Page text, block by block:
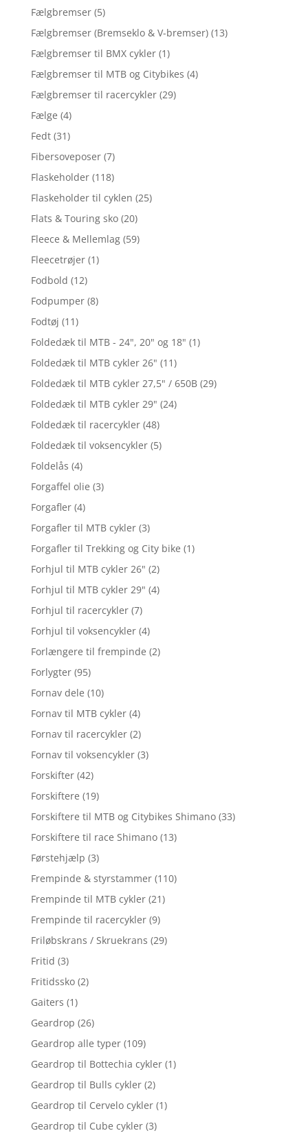
Fælgbremser (5)
Fælgbremser (Bremseklo & V-bremser) (13)
Fælgbremser til BMX cykler (1)
Fælgbremser til MTB og Citybikes (4)
Fælgbremser til racercykler (29)
Fælge (4)
Fedt (31)
Fibersoveposer (7)
Flaskeholder (118)
Flaskeholder til cyklen (25)
Flats & Touring sko (20)
Fleece & Mellemlag (59)
Fleecetrøjer (1)
Fodbold (12)
Fodpumper (8)
Fodtøj (11)
Foldedæk til MTB - 24", 20" og 18" (1)
Foldedæk til MTB cykler 26" (11)
Foldedæk til MTB cykler 27,5" / 650B (29)
Foldedæk til MTB cykler 29" (24)
Foldedæk til racercykler (48)
Foldedæk til voksencykler (5)
Foldelås (4)
Forgaffel olie (3)
Forgafler (4)
Forgafler til MTB cykler (3)
Forgafler til Trekking og City bike (1)
Forhjul til MTB cykler 26" (2)
Forhjul til MTB cykler 29" (4)
Forhjul til racercykler (7)
Forhjul til voksencykler (4)
Forlængere til frempinde (2)
Forlygter (95)
Fornav dele (10)
Fornav til MTB cykler (4)
Fornav til racercykler (2)
Fornav til voksencykler (3)
Forskifter (42)
Forskiftere (19)
Forskiftere til MTB og Citybikes Shimano (33)
Forskiftere til race Shimano (13)
Førstehjælp (3)
Frempinde & styrstammer (110)
Frempinde til MTB cykler (21)
Frempinde til racercykler (9)
Friløbskrans / Skruekrans (29)
Fritid (3)
Fritidssko (2)
Gaiters (1)
Geardrop (26)
Geardrop alle typer (109)
Geardrop til Bottechia cykler (1)
Geardrop til Bulls cykler (2)
Geardrop til Cervelo cykler (1)
Geardrop til Cube cykler (3)